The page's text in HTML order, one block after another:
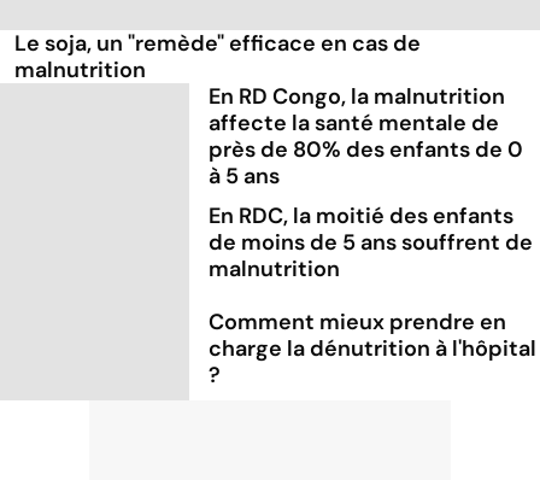
Le soja, un "remède" efficace en cas de
malnutrition
En RD Congo, la malnutrition
affecte la santé mentale de
près de 80% des enfants de 0
à 5 ans
En RDC, la moitié des enfants
de moins de 5 ans souffrent de
malnutrition
Comment mieux prendre en
charge la dénutrition à l'hôpital
?